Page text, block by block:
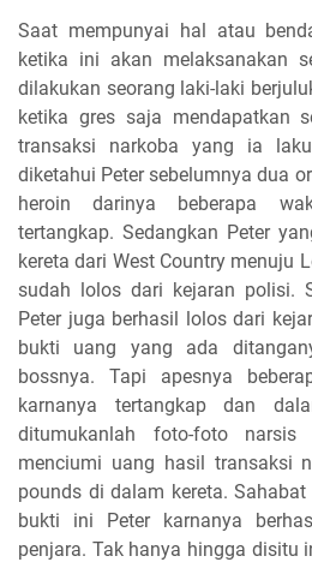
Saat mempunyai hal atau
ketika ini akan melaksanakan
dilakukan seorang laki-laki
ketika gres saja mendapatkan
transaksi narkoba yang ia
diketahui Peter sebelumnya dua
heroin darinya beberapa
tertangkap. Sedangkan Peter
kereta dari West Country menuju
sudah lolos dari kejaran polisi.
Peter juga berhasil lolos dari
bukti uang yang ada
bossnya. Tapi apesnya
karnanya tertangkap dan
ditumukanlah foto-foto
menciumi uang hasil transaksi
pounds di dalam kereta.
bukti ini Peter karnanya
penjara. Tak hanya hingga disitu